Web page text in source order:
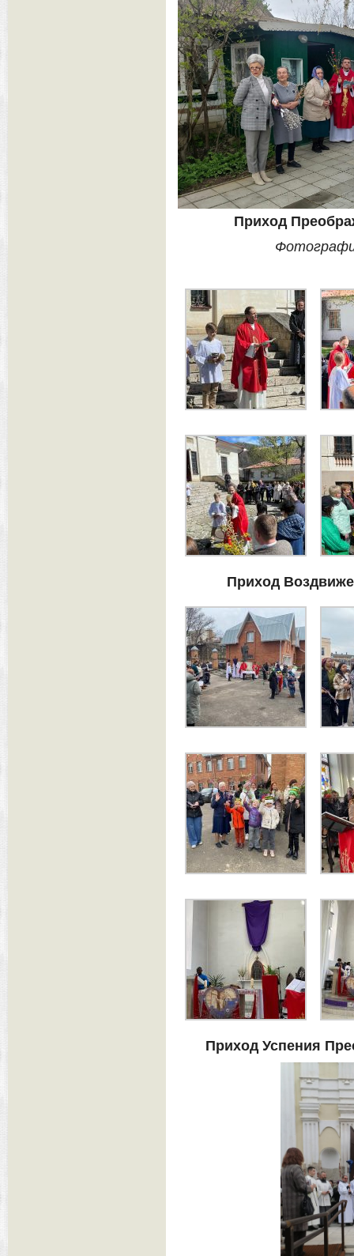
Приход
Приход
Приход Успения